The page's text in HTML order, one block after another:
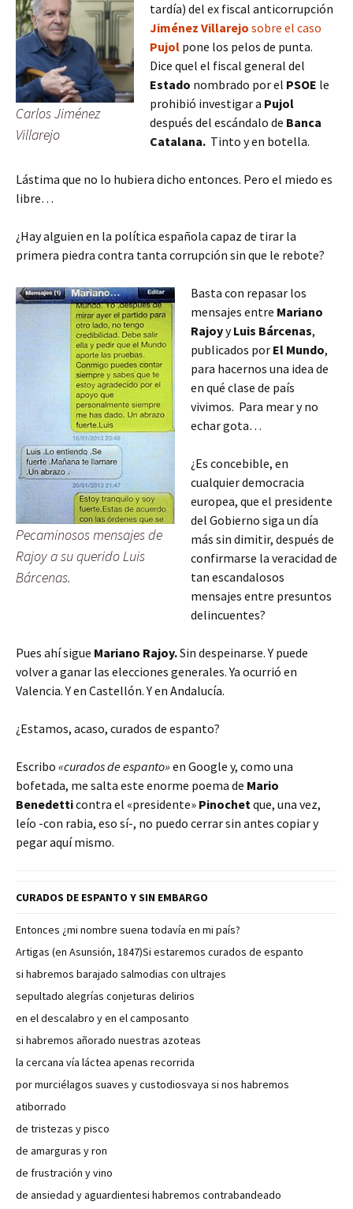
Carlos Jiménez
Villarejo
tardía) del ex fiscal anticorrupción
Jiménez Villarejo sobre el caso
Pujol pone los pelos de punta.
Dice quel el fiscal general del
Estado nombrado por el PSOE le
prohibió investigar a Pujol
después del escándalo de Banca
Catalana. Tinto y en botella.
Lástima que no lo hubiera dicho entonces. Pero el miedo es
libre…
¿Hay alguien en la política española capaz de tirar la
primera piedra contra tanta corrupción sin que le rebote?
Pecaminosos mensajes de
Rajoy a su querido Luis
Bárcenas.
Basta con repasar los
mensajes entre Mariano
RajoyyLuis Bárcenas,
publicados por El Mundo,
para hacernos una idea de
en qué clase de país
vivimos. Para mear y no
echar gota…
¿Es concebible, en
cualquier democracia
europea, que el presidente
del Gobierno siga un día
más sin dimitir, después de
confirmarse la veracidad de
tan escandalosos
mensajes entre presuntos
delincuentes?
Pues ahí sigue Mariano Rajoy.Sin despeinarse. Y puede
volver a ganar las elecciones generales. Ya ocurrió en
Valencia. Y en Castellón. Y en Andalucía.
¿Estamos, acaso, curados de espanto?
Escribo «curados de espanto» en Google y, como una
bofetada, me salta este enorme poema de Mario
Benedetticontra el «presidente» Pinochetque, una vez,
leío -con rabia, eso sí-, no puedo cerrar sin antes copiar y
pegar aquí mismo.
CURADOS DE ESPANTO Y SIN EMBARGO
Entonces ¿mi nombre suena todavía en mi país?
Artigas (en Asunsión, 1847)Si estaremos curados de espanto
si habremos barajado salmodias con ultrajes
sepultado alegrías conjeturas delirios
en el descalabro y en el camposanto
si habremos añorado nuestras azoteas
la cercana vía láctea apenas recorrida
por murciélagos suaves y custodiosvaya si nos habremos
atiborrado
de tristezas y pisco
de amarguras y ron
de frustración y vino
de ansiedad y aguardientesi habremos contrabandeado